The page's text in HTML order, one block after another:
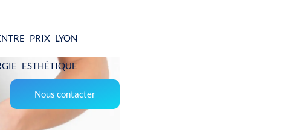
PRIX LYON
ESTHÉTIQUE
Nous contacter